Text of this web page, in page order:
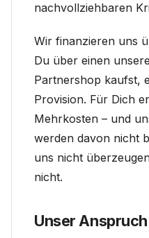
nachvollziehbaren
Wir finanzieren uns
Du über einen
Partnershop kaufst,
Provision. Für Dich
Mehrkosten – und
werden davon nicht
uns nicht
nicht.
Unser Anspruch